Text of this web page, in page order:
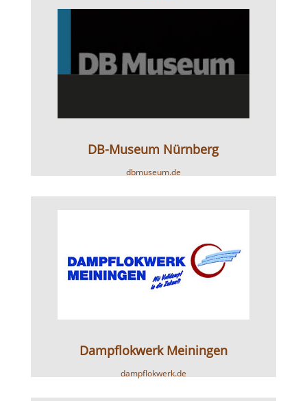
DB-Museum Nürnberg
dbmuseum.de
Dampflokwerk Meiningen
dampflokwerk.de